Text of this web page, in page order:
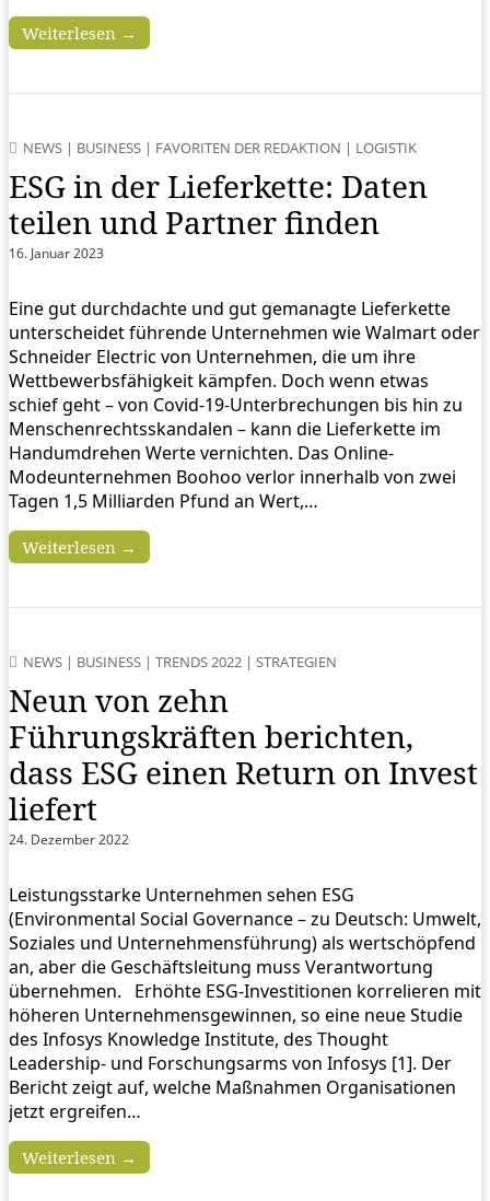
Weiterlesen →
NEWS | BUSINESS | FAVORITEN DER REDAKTION | LOGISTIK
ESG in der Lieferkette: Daten
teilen und Partner finden
16. Januar 2023
Eine gut durchdachte und gut gemanagte Lieferkette
unterscheidet führende Unternehmen wie Walmart oder
Schneider Electric von Unternehmen, die um ihre
Wettbewerbsfähigkeit kämpfen. Doch wenn etwas
schief geht – von Covid-19-Unterbrechungen bis hin zu
Menschenrechtsskandalen – kann die Lieferkette im
Handumdrehen Werte vernichten. Das Online-
Modeunternehmen Boohoo verlor innerhalb von zwei
Tagen 1,5 Milliarden Pfund an Wert,…
Weiterlesen →
NEWS | BUSINESS | TRENDS 2022 | STRATEGIEN
Neun von zehn
Führungskräften berichten,
dass ESG einen Return on Invest
liefert
24. Dezember 2022
Leistungsstarke Unternehmen sehen ESG
(Environmental Social Governance – zu Deutsch: Umwelt,
Soziales und Unternehmensführung) als wertschöpfend
an, aber die Geschäftsleitung muss Verantwortung
übernehmen. Erhöhte ESG-Investitionen korrelieren mit
höheren Unternehmensgewinnen, so eine neue Studie
des Infosys Knowledge Institute, des Thought
Leadership- und Forschungsarms von Infosys [1]. Der
Bericht zeigt auf, welche Maßnahmen Organisationen
jetzt ergreifen…
Weiterlesen →